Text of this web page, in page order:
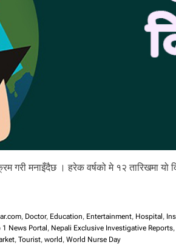
गरी मनाइँदैछ । हरेक वर्षको मे १२ तारिखमा
, Doctor, Education, Entertainment, Hospital ,
1 News Portal , Nepali Exclusive Investigative Reports,
, Tourist, world , World Nurse Day